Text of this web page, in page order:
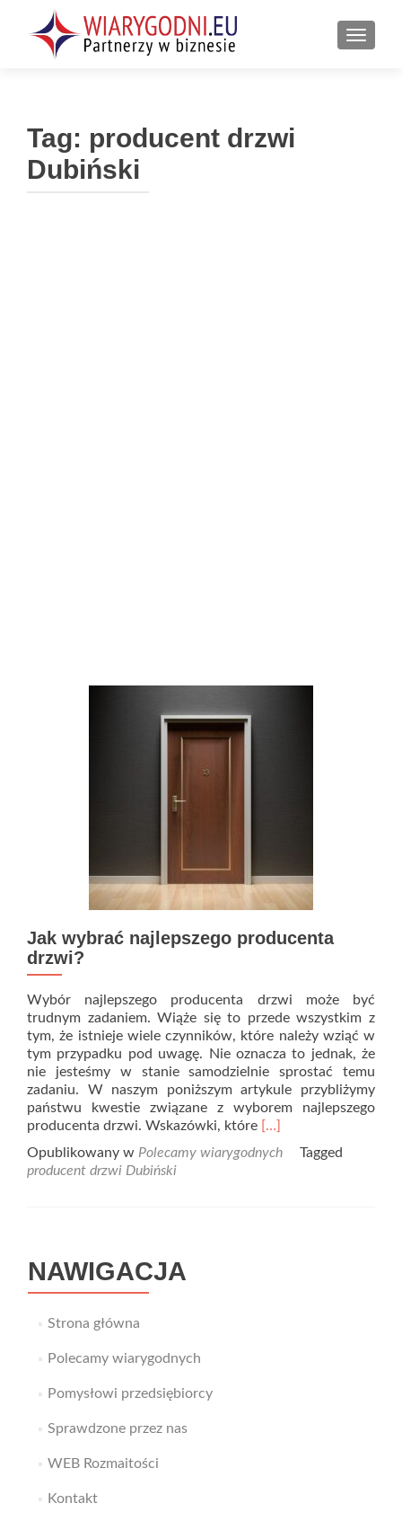
Tag: producent drzwi
Dubiński
Jak wybrać najlepszego producenta
drzwi?
Wybór najlepszego producenta drzwi może być
trudnym zadaniem. Wiąże się to przede wszystkim z
tym, że istnieje wiele czynników, które należy wziąć w
tym przypadku pod uwagę. Nie oznacza to jednak, że
nie jesteśmy w stanie samodzielnie sprostać temu
zadaniu. W naszym poniższym artykule przybliżymy
państwu kwestie związane z wyborem najlepszego
producenta drzwi. Wskazówki, które Read
about
[…]
Opublikowany w Polecamy wiarygodnych
Tagged
producent drzwi Dubiński
NAWIGACJA
Strona główna
Polecamy wiarygodnych
Pomysłowi przedsiębiorcy
Sprawdzone przez nas
WEB Rozmaitości
Kontakt